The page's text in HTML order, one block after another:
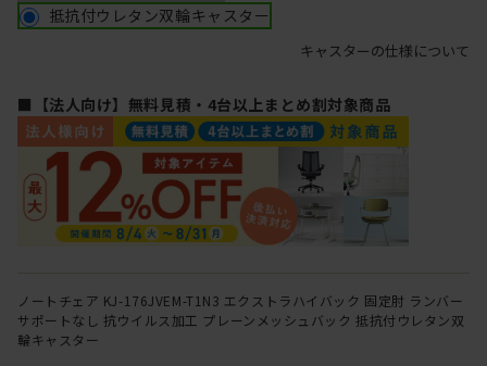
抵抗付ウレタン双輪キャスター
キャスターの仕様について
■【法人向け】無料見積・4台以上まとめ割対象商品
ノートチェア KJ-176JVEM-T1N3 エクストラハイバック 固定肘 ランバー
サポートなし 抗ウイルス加工 プレーンメッシュバック 抵抗付ウレタン双
輪キャスター